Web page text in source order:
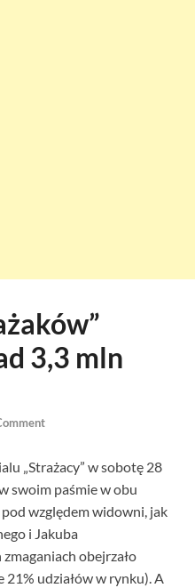
3,3 mln
„Strażacy” w sobotę 28
swoim paśmie w obu
względem widowni, jak
i Jakuba
obejrzało
udziałów w rynku). A